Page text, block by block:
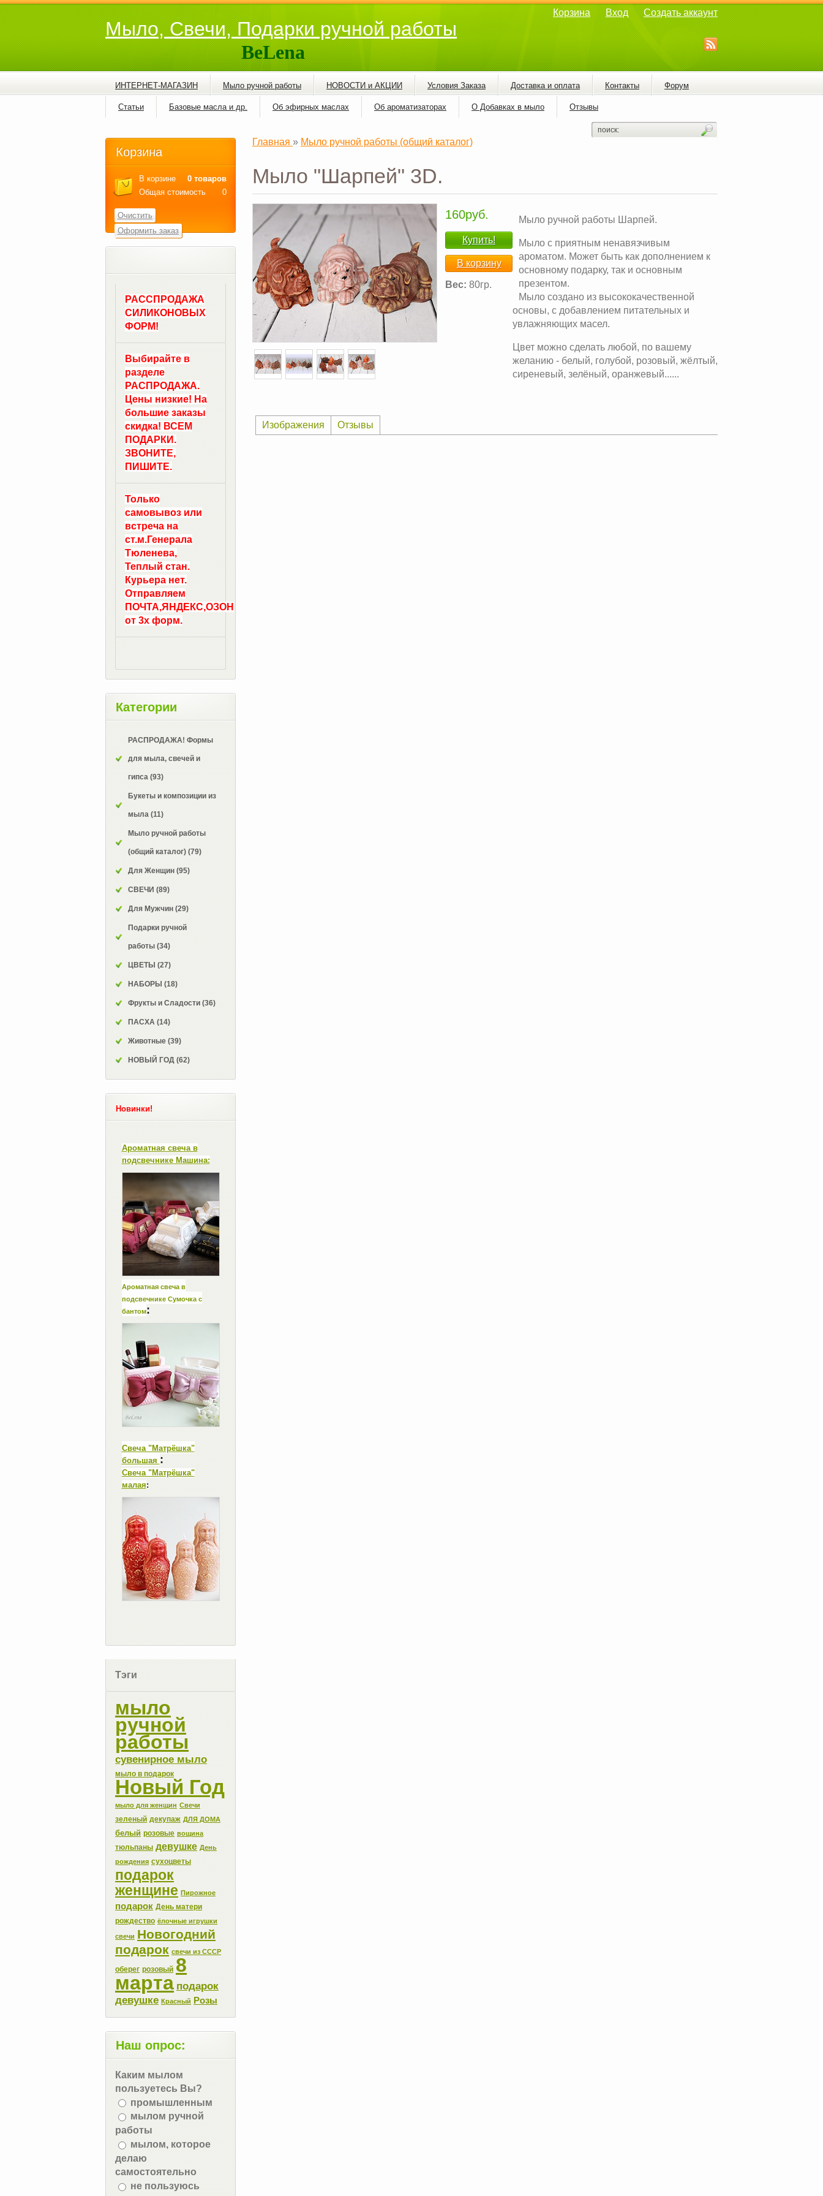
Мыло, Свечи, Подарки ручной работы
BeLena
Корзина Вход Создать аккаунт
ИНТЕРНЕТ-МАГАЗИН Мыло ручной работы НОВОСТИ и АКЦИИ Условия Заказа Доставка и оплата Контакты Форум
Статьи Базовые масла и др. Об эфирных маслах Об ароматизаторах О Добавках в мыло Отзывы
Главная » Мыло ручной работы (общий каталог)
Мыло "Шарпей" 3D.
160руб.
Купить!
В корзину
Вес: 80гр.
Мыло ручной работы Шарпей.
Мыло с приятным ненавязчивым
ароматом. Может быть как дополнением к
основному подарку, так и основным
презентом.
Мыло создано из высококачественной
основы, с добавлением питательных и
увлажняющих масел.
Цвет можно сделать любой, по вашему
желанию - белый, голубой, розовый, жёлтый,
сиреневый, зелёный, оранжевый......
Изображения Отзывы
Корзина
В корзине
0 товаров
Общая стоимость
0
Очистить
Оформить заказ
РАССПРОДАЖА
СИЛИКОНОВЫХ
ФОРМ!
Выбирайте в
разделе
РАСПРОДАЖА.
Цены низкие! На
большие заказы
скидка! ВСЕМ
ПОДАРКИ.
ЗВОНИТЕ,
ПИШИТЕ.
Только
самовывоз или
встреча на
ст.м.Генерала
Тюленева,
Теплый стан.
Курьера нет.
Отправляем
ПОЧТА,ЯНДЕКС,ОЗОН
от 3х форм.
Категории
РАСПРОДАЖА! Формы
для мыла, свечей и
гипса (93)
Букеты и композиции из
мыла (11)
Мыло ручной работы
(общий каталог) (79)
Для Женщин (95)
СВЕЧИ (89)
Для Мужчин (29)
Подарки ручной
работы (34)
ЦВЕТЫ (27)
НАБОРЫ (18)
Фрукты и Сладости (36)
ПАСХА (14)
Животные (39)
НОВЫЙ ГОД (62)
Новинки!
Ароматная свеча в
подсвечнике Машина:
Ароматная свеча в
подсвечнике Сумочка с
бантом:
Свеча "Матрёшка"
большая :
Свеча "Матрёшка"
малая:
Тэги
мыло
ручной
работы
сувенирное мыло
мыло в подарок
Новый Год
мыло для женщин Свечи
зеленый декупаж ДЛЯ ДОМА
белый розовые вощина
тюльпаны девушке День
рождения сухоцветы
подарок
женщине Пирожное
подарок День матери
рождество ёлочные игрушки
свечи Новогодний
подарок свечи из СССР
оберег розовый 8
марта подарок
девушке Красный Розы
Наш опрос:
Каким мылом
пользуетесь Вы?
промышленным
мылом ручной
работы
мылом, которое
делаю
самостоятельно
не пользуюсь